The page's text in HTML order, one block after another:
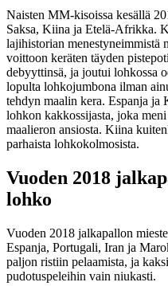
Naisten MM-kisoissa kesällä
Saksa, Kiina ja Etelä-Afrikka.
lajihistorian menestyneimmistä
voittoon keräten täyden
debyyttinsä, ja joutui lohkossa
lopulta lohkojumbona ilman
tehdyn maalin kera. Espanja ja
lohkon kakkossijasta, joka
maalieron ansiosta. Kiina
parhaista lohkokolmosista.
Vuoden 2018
lohko
Vuoden 2018 jalkapallon
Espanja, Portugali, Iran ja
paljon ristiin pelaamista, ja
pudotuspeleihin vain niukasti.